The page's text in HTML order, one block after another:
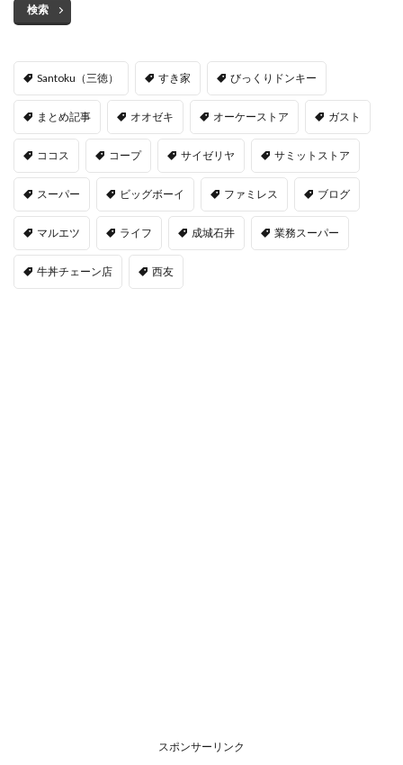
検索
Santoku（三徳） すき家 びっくりドンキー
まとめ記事 オオゼキ オーケーストア ガスト
ココス コープ サイゼリヤ サミットストア
スーパー ビッグボーイ ファミレス ブログ
マルエツ ライフ 成城石井 業務スーパー
牛丼チェーン店 西友
スポンサーリンク